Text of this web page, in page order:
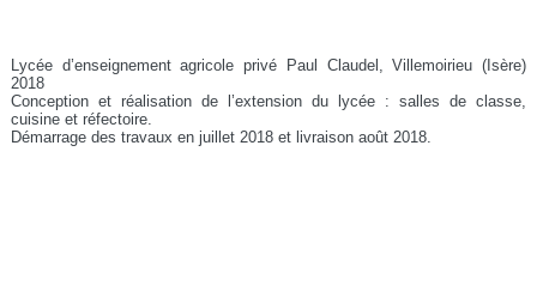
NOTRE SAVOIR-FAIRE
LES ACTUALITÉS +
RÉALISATION D'OUVRAGES CLÉS EN MAIN
ENTREPRISE GÉNÉRALE DE BÂTIMENT
NOTRE RICHESSE : L'HUMAIN
NOTRE PRIORITÉ : LA SÉCURITÉ
RÉALISATIONS
NOUS CONTACTER
Lycée d’enseignement agricole privé Paul Claudel, Villemoirieu (Isère)
2018
Conception et réalisation de l’extension du lycée : salles de classe,
cuisine et réfectoire.
Démarrage des travaux en juillet 2018 et livraison août 2018.